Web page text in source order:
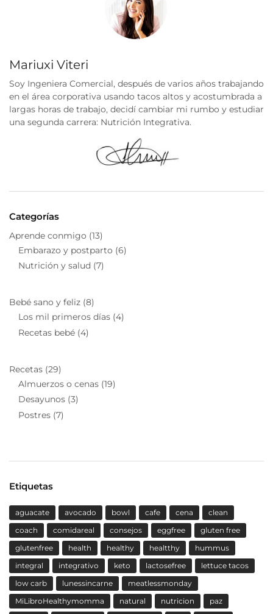
Mariuxi Viteri
Soy Ingeniera Comercial, después de varios años trabajando
en el área corporativa usando tacos altos y acostumbrada a
largas horas de trabajo, decidí cambiar mi rumbo y estudiar
una segunda carrera: Nutrición Integrativa.
Categorías
Aprende conmigo (13)
Embarazo y postparto (6)
Nutrición y salud (7)
Bebé sano y feliz (8)
Los mil primeros días (4)
Recetas bebé (4)
Recetas (29)
Almuerzos o cenas (19)
Desayunos (3)
Postres (7)
Etiquetas
aguacate avocado bowl cafe cena
clean
coach
comidareal consejos eggfree
gluten free
glutenfree
health healthy healtthy
hummus
integral
integrativo keto lactosefree
lettuce tacos
low carb
lunessincarne
meatlessmonday
MiLibroHealthymomma
natural nutricion
paz